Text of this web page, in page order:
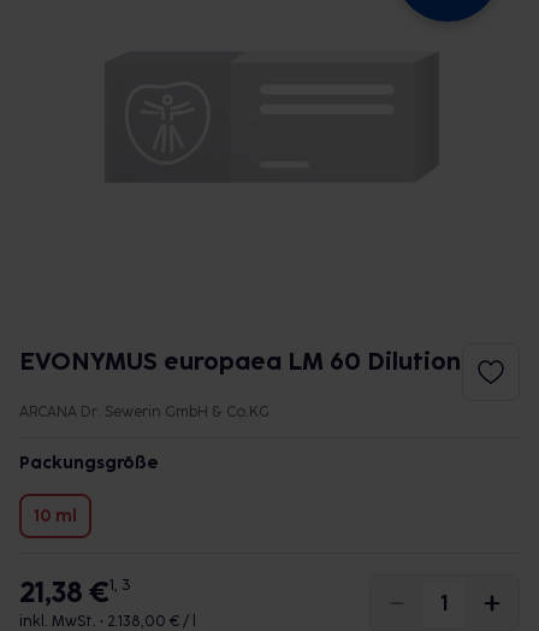
EVONYMUS europaea LM 60 Dilution
ARCANA Dr. Sewerin GmbH & Co.KG
Packungsgröße
10 ml
21,38 €1, 3
inkl. MwSt. • 2.138,00 € / l